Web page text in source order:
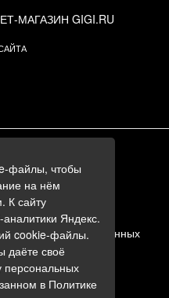
МАГАЗИН GIGI.RU
84-05
84-05
персональных данных
соглашение
файлы, чтобы
на нём
К сайту
Яндекс.
cookie-файлы.
даёте своё
персональных
в Политике